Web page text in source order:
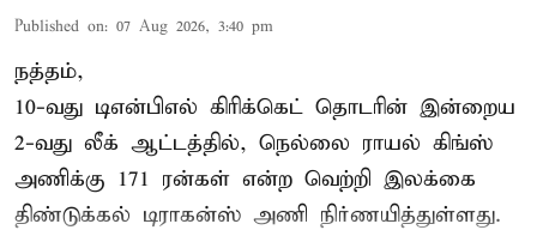
Published on: 07 Aug 2026, 3:40 pm
நத்தம்,
10-வது டிஎன்பிஎல் கிரிக்கெட் தொடரின் இன்றைய
2-வது லீக் ஆட்டத்தில், நெல்லை ராயல் கிங்ஸ்
அணிக்கு 171 ரன்கள் என்ற வெற்றி இலக்கை
திண்டுக்கல் டிராகன்ஸ் அணி நிர்ணயித்துள்ளது.